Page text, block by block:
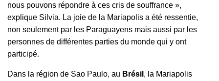
nous pouvons répondre à ces cris de souffrance »,
explique Silvia. La joie de la Mariapolis a été ressentie,
non seulement par les Paraguayens mais aussi par les
personnes de différentes parties du monde qui y ont
participé.
Dans la région de Sao Paulo, au Brésil , la Mariapolis